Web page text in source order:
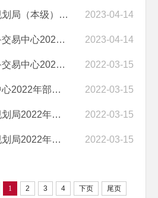
保山市自然资源和规划局（本级）2023年预算编制说明 2023-04-14
保山市土地收购储备交易中心2023年预算编制说明 2023-04-14
保山市土地收购储备交易中心2022年预算 2022-03-15
保山市不动产登记中心2022年部门预算 2022-03-15
保山市自然资源和规划局2022年预算公开目录 2022-03-15
保山市自然资源和规划局2022年部门预算 2022-03-15
1 2 3 4 下页 尾页